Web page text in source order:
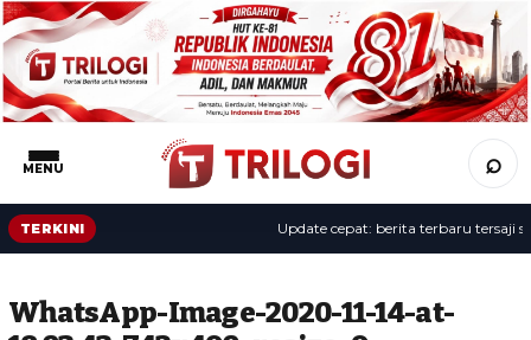
MENU ⌕
TERKINI Update cepat: berita terbaru tersaji
WhatsApp-Image-2020-11-14-at-